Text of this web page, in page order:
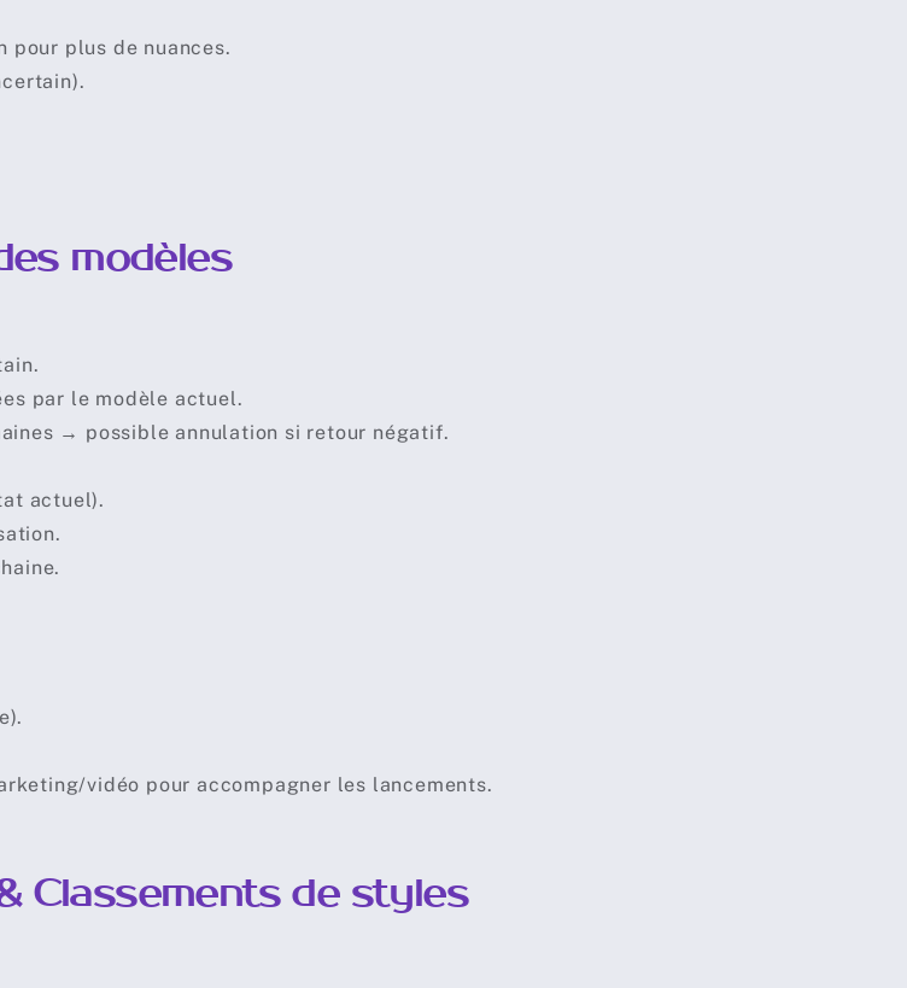
pour plus de nuances.
modèles
par le modèle actuel.
→ possible annulation si retour négatif.
actuel).
vidéo pour accompagner les lancements.
Classements de styles